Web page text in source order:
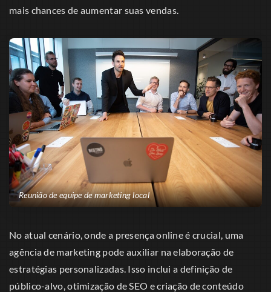
mais chances de aumentar suas vendas.
Reunião de equipe de marketing local
No atual cenário, onde a presença online é crucial, uma
agência de marketing pode auxiliar na elaboração de
estratégias personalizadas. Isso inclui a definição de
público-alvo, otimização de SEO e criação de conteúdo